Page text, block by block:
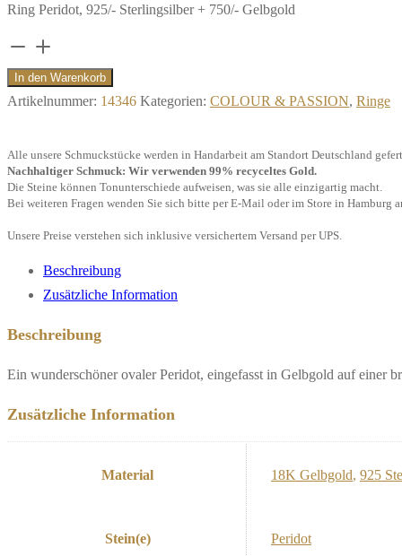
Ring Peridot, 925/- Sterlingsilber + 750/- Gelbgold
Ring
oval,
Peridot,
+
750/-
Menge
In den Warenkorb
Artikelnummer: 14346 Kategorien: COLOUR & PASSION, Ringe
Alle unsere Schmuckstücke werden in Handarbeit am Standort Deutschland
Nachhaltiger Schmuck: Wir verwenden 99% recyceltes Gold.
Die Steine können Tonunterschiede aufweisen, was sie alle einzigartig macht.
Bei weiteren Fragen wenden Sie sich bitte per E-Mail oder im Store in Hamburg
Unsere Preise verstehen sich inklusive versichertem Versand per UPS.
Beschreibung
Zusätzliche Information
Beschreibung
Ein wunderschöner ovaler Peridot, eingefasst in Gelbgold auf einer
Zusätzliche Information
Material 18K Gelbgold, 925
Stein(e) Peridot